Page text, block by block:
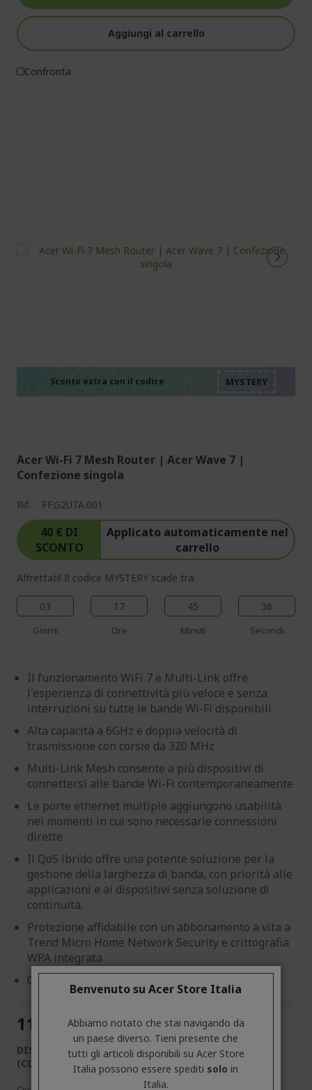
Aggiungi al carrello
Confronta
Sconto extra con il codice
Acer Wi-Fi 7 Mesh Router | Acer Wave 7 |
Confezione singola
Rif. FF.G2UTA.001
40 € DI
SCONTO
Applicato automaticamente nel
carrello
Affrettati! Il codice MYSTERY scade tra:
03
Giorni
17
Ore
45
Minuti
35
Secondi
Il funzionamento WiFi 7 e Multi-Link offre
l'esperienza di connettività più veloce e senza
interruzioni su tutte le bande Wi-Fi disponibili
Alta capacità a 6GHz e doppia velocità di
trasmissione con corsie da 320 MHz
Multi-Link Mesh consente a più dispositivi di
connettersi alle bande Wi-Fi contemporaneamente
Le porte ethernet multiple aggiungono usabilità
nei momenti in cui sono necessarie connessioni
dirette
Il QoS ibrido offre una potente soluzione per la
gestione della larghezza di banda, con priorità alle
applicazioni e ai dispositivi senza soluzione di
continuità.
Protezione affidabile con un abbonamento a vita a
Trend Micro Home Network Security e crittografia
WPA integrata
Confezione singola
119,90 €
DISPONIBILE
(CONSEGNA IN 1-5 GIORNI LAVORATIVI)
Benvenuto su Acer Store Italia
Abbiamo notato che stai navigando da
un paese diverso. Tieni presente che
tutti gli articoli disponibili su Acer Store
Italia possono essere spediti solo in
Italia.